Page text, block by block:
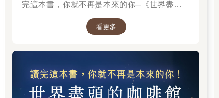
完這本書，你就不再是本來的你─《世界盡頭的
看更多